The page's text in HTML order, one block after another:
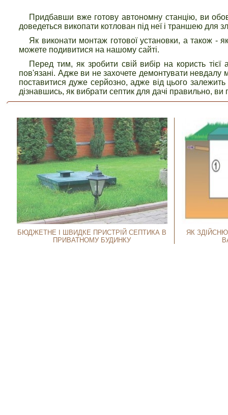
Придбавши вже готову автономну станцію, ви
доведеться викопати котлован під неї і траншею для
Як виконати монтаж готової установки, а також -
можете подивитися на нашому сайті.
Перед тим, як зробити свій вибір на користь
пов'язані. Адже ви не захочете демонтувати невдалу
поставитися дуже серйозно, адже від цього
дізнавшись, як вибрати септик для дачі правильно,
БЮДЖЕТНЕ І ШВИДКЕ ПРИСТРІЙ СЕПТИКА В
ПРИВАТНОМУ БУДИНКУ
ЯК